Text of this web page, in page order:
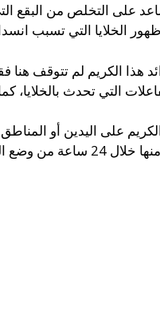
على التخلص من البقع
الخلايا التي تسبب
هذا الكريم لم تتوقف
التي تحدث
على اليدين أو
من وضع الكريم.